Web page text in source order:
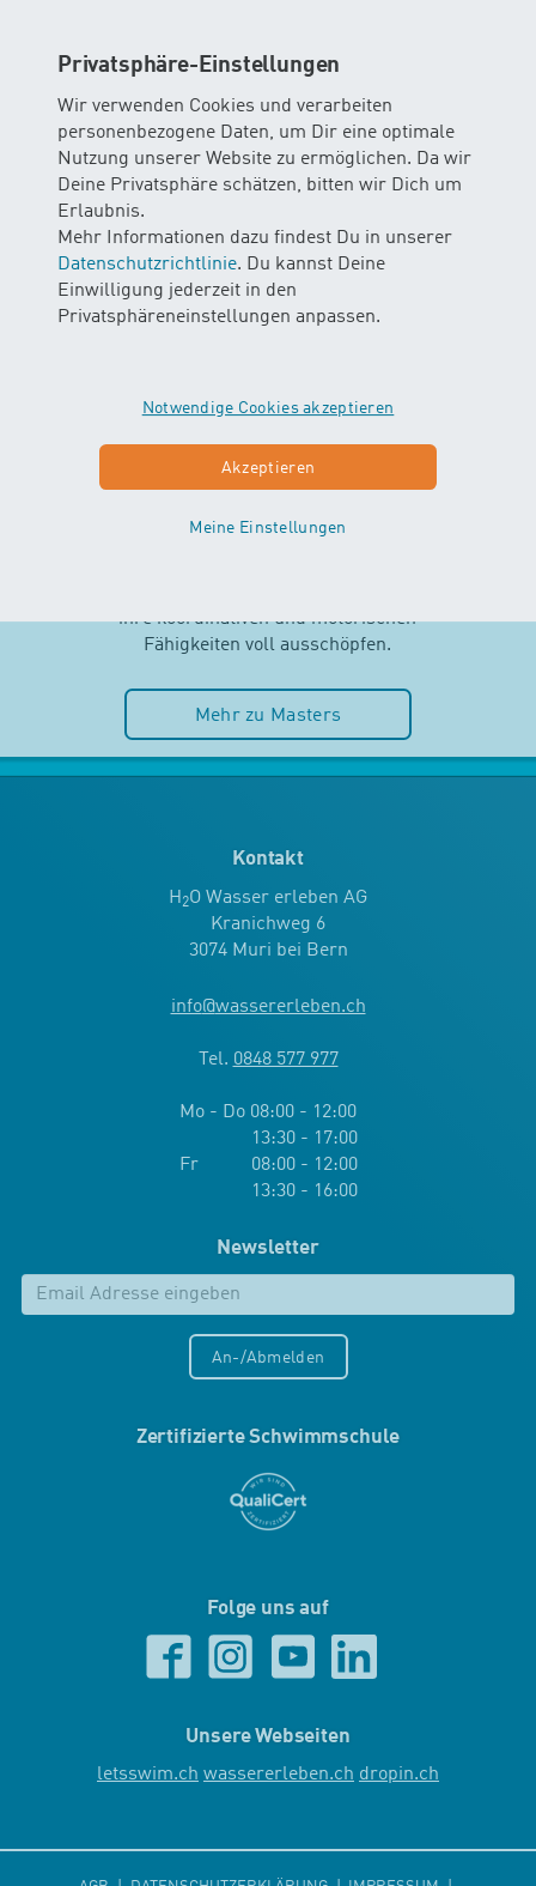
Privatsphäre-Einstellungen
Wir verwenden Cookies und verarbeiten
personenbezogene Daten, um Dir eine optimale
Nutzung unserer Website zu ermöglichen. Da wir
Deine Privatsphäre schätzen, bitten wir Dich um
Erlaubnis.
Mehr Informationen dazu findest Du in unserer
Datenschutzrichtlinie. Du kannst Deine
Einwilligung jederzeit in den
Privatsphäreneinstellungen anpassen.
Notwendige Cookies akzeptieren
Akzeptieren
Meine Einstellungen
Schwimmtechniken…
Mehr zu Maxis
MASTERS
AB 2.5 JAHREN
Selbstständigkeit und Spass im
ihre koordinativen und motorischen
Fähigkeiten voll ausschöpfen.
Mehr zu Masters
Kontakt
H2O Wasser erleben AG
Kranichweg 6
3074 Muri bei Bern
info@wassererleben.ch
Tel. 0848 577 977
Mo - Do 08:00 - 12:00
13:30 - 17:00
Fr 08:00 - 12:00
13:30 - 16:00
Newsletter
An-/Abmelden
Zertifizierte Schwimmschule
Folge uns auf
Unsere Webseiten
letsswim.ch wassererleben.ch dropin.ch